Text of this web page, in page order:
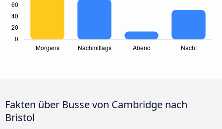
Fakten über Busse von Cambridge nach
Bristol